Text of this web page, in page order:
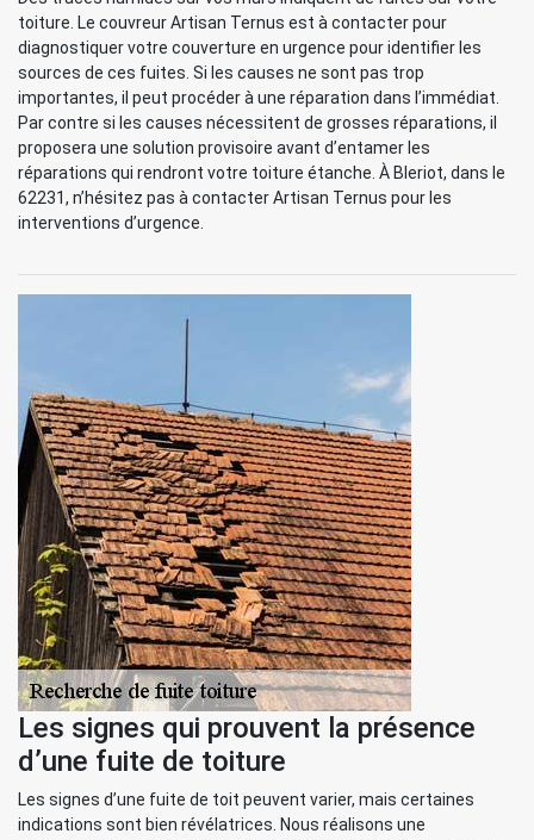
toiture. Le couvreur Artisan Ternus est à contacter pour
diagnostiquer votre couverture en urgence pour identifier les
sources de ces fuites. Si les causes ne sont pas trop
importantes, il peut procéder à une réparation dans l’immédiat.
Par contre si les causes nécessitent de grosses réparations, il
proposera une solution provisoire avant d’entamer les
réparations qui rendront votre toiture étanche. À Bleriot, dans le
62231, n’hésitez pas à contacter Artisan Ternus pour les
interventions d’urgence.
Les signes qui prouvent la présence
d’une fuite de toiture
Les signes d’une fuite de toit peuvent varier, mais certaines
indications sont bien révélatrices. Nous réalisons une